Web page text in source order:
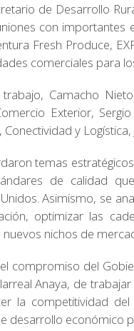
de Desarrollo
con
Fresh Produce,
comerciales para
Camacho
Exterior,
y
temas
de calidad
Asimismo, se
optimizar las
nichos de
compromiso del
Anaya, de
la competitividad
desarrollo económico